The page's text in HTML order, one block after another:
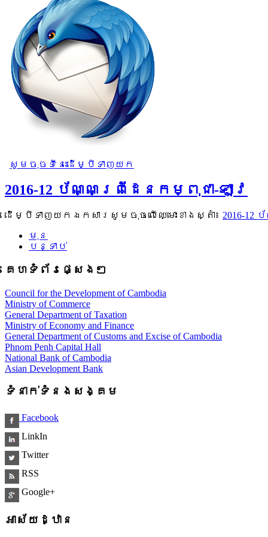
សូមចុចទីនេះដើម្បីទាញយក
2016-12 ប័ណ្ណព្រំដែនកម្ពុជា-ឡាវ
ដើម្បីទាញយកឯកសារសូមចុចលើឈ្មោះខាងស្តាំ៖ 2016-
មុន
បន្ទាប់
គេហទំព័រផ្សេងៗ
Council for the Development of Cambodia
Ministry of Commerce
General Department of Taxation
Ministry of Economy and Finance
General Department of Customs and Excise of Cambodia
Phnom Penh Capital Hall
National Bank of Cambodia
Asian Development Bank
ទំនាក់ទំនងសង្គម
Facebook
LinkIn
Twitter
RSS
Google+
អាស័យដ្ឋាន